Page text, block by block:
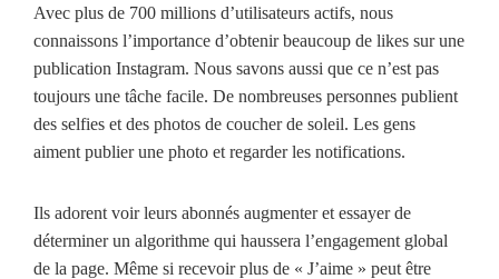
Avec plus de 700 millions d’utilisateurs actifs, nous
connaissons l’importance d’obtenir beaucoup de likes sur une
publication Instagram. Nous savons aussi que ce n’est pas
toujours une tâche facile. De nombreuses personnes publient
des selfies et des photos de coucher de soleil. Les gens
aiment publier une photo et regarder les notifications.
Ils adorent voir leurs abonnés augmenter et essayer de
déterminer un algorithme qui haussera l’engagement global
de la page. Même si recevoir plus de « J’aime » peut être